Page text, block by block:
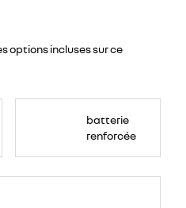
options incluses sur ce
batterie
renforcée